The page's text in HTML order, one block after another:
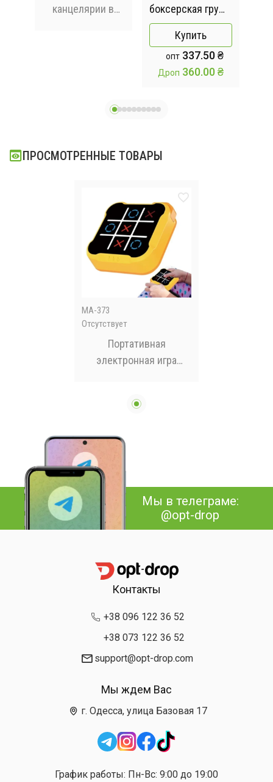
канцелярии в
боксерская груша
для детей 120 см
/ Надувной
тренажер для
бокса напольный
Купить
опт337.50 ₴
Дроп 360.00 ₴
ПРОСМОТРЕННЫЕ ТОВАРЫ
MA-373
Отсутствует
Портативная
электронная игра
Мы в телеграме:
@opt-drop
Контакты
+38 096 122 36 52
+38 073 122 36 52
support@opt-drop.com
Мы ждем Вас
г. Одесса, улица Базовая 17
График работы: Пн-Вс: 9:00 до 19:00